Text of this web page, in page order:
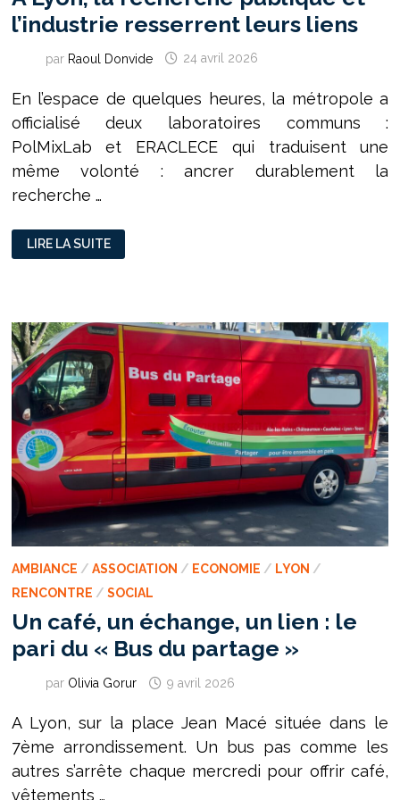
l’industrie resserrent leurs liens
par Raoul Donvide 24 avril 2026
En l’espace de quelques heures, la métropole a
officialisé deux laboratoires communs :
PolMixLab et ERACLECE qui traduisent une
même volonté : ancrer durablement la
recherche …
À
LYON,
LA
RESSERRENT
LEURS
LIENS
LIRE LA SUITE
AMBIANCE / ASSOCIATION / ECONOMIE / LYON /
RENCONTRE / SOCIAL
Un café, un échange, un lien : le
pari du « Bus du partage »
par Olivia Gorur 9 avril 2026
A Lyon, sur la place Jean Macé située dans le
7ème arrondissement. Un bus pas comme les
autres s’arrête chaque mercredi pour offrir café,
vêtements …